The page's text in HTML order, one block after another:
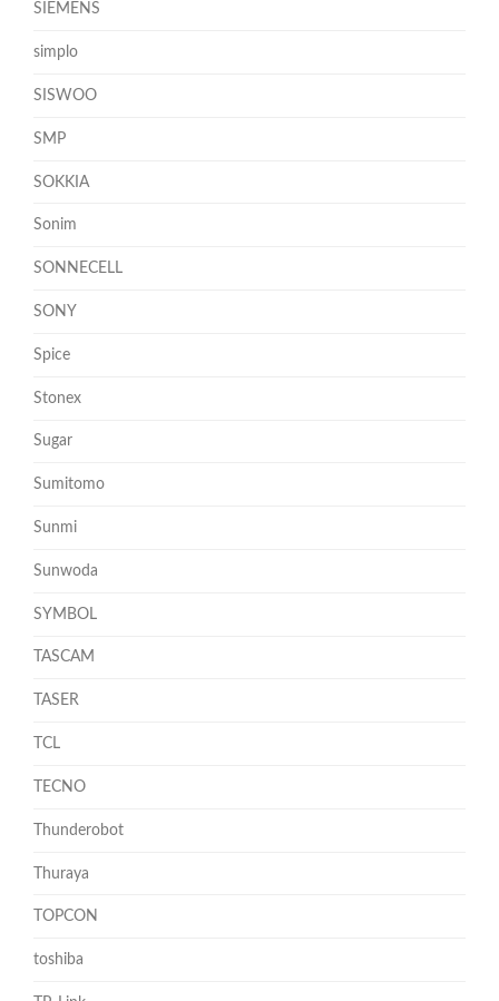
SIEMENS
simplo
SISWOO
SMP
SOKKIA
Sonim
SONNECELL
SONY
Spice
Stonex
Sugar
Sumitomo
Sunmi
Sunwoda
SYMBOL
TASCAM
TASER
TCL
TECNO
Thunderobot
Thuraya
TOPCON
toshiba